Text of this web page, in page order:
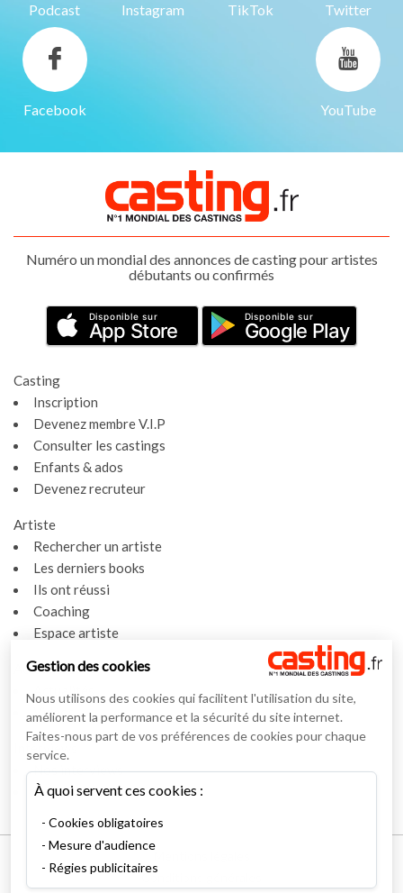
Podcast Instagram TikTok Twitter
Facebook YouTube
Numéro un mondial des annonces de casting pour artistes
débutants ou confirmés
Disponible sur
App Store
Disponible sur
Google Play
Casting
Inscription
Devenez membre V.I.P
Consulter les castings
Enfants & ados
Devenez recruteur
Artiste
Rechercher un artiste
Les derniers books
Ils ont réussi
Coaching
Espace artiste
Actualités
Actualités
Vidéos
Interviews
Nos interviews
Lexique
Gestion des cookies
Nous utilisons des cookies qui facilitent l'utilisation du site,
améliorent la performance et la sécurité du site internet.
Faites-nous part de vos préférences de cookies pour chaque
service.
À quoi servent ces cookies :
Cookies obligatoires
Mesure d'audience
Régies publicitaires